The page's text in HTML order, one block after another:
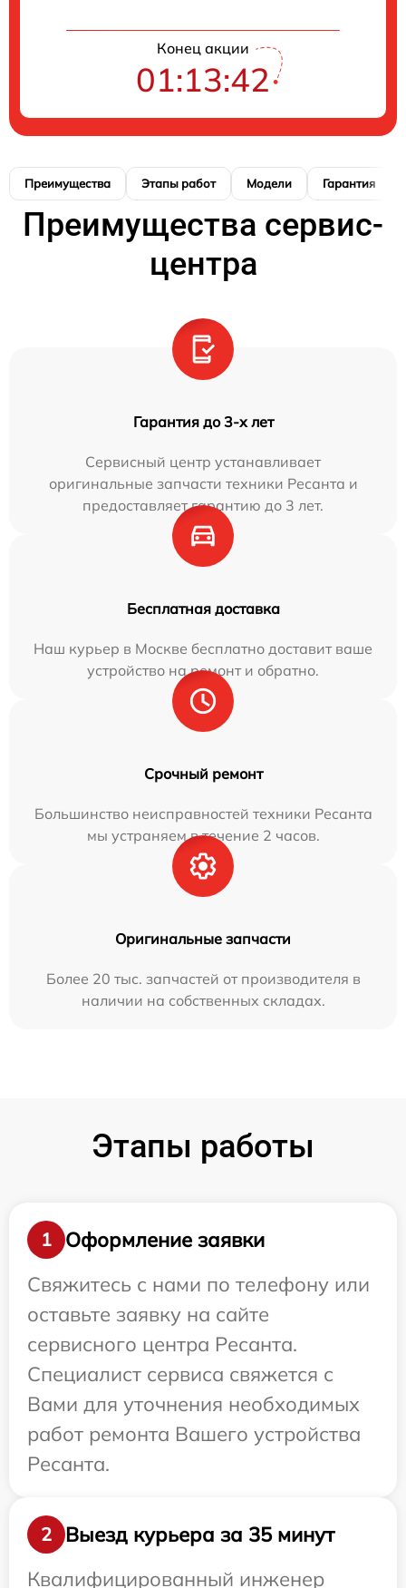
Конец акции
01:13:41
Преимущества Этапы работ Модели Гарантия
Преимущества сервис-
центра
Гарантия до 3-х лет
Сервисный центр устанавливает
оригинальные запчасти техники Ресанта и
предоставляет гарантию до 3 лет.
Бесплатная доставка
Наш курьер в Москве бесплатно доставит ваше
устройство на ремонт и обратно.
Срочный ремонт
Большинство неисправностей техники Ресанта
мы устраняем в течение 2 часов.
Оригинальные запчасти
Более 20 тыс. запчастей от производителя в
наличии на собственных складах.
Этапы работы
1
Оформление заявки
Свяжитесь с нами по телефону или
оставьте заявку на сайте
сервисного центра Ресанта.
Специалист сервиса свяжется с
Вами для уточнения необходимых
работ ремонта Вашего устройства
Ресанта.
2
Выезд курьера за 35 минут
Квалифицированный инженер